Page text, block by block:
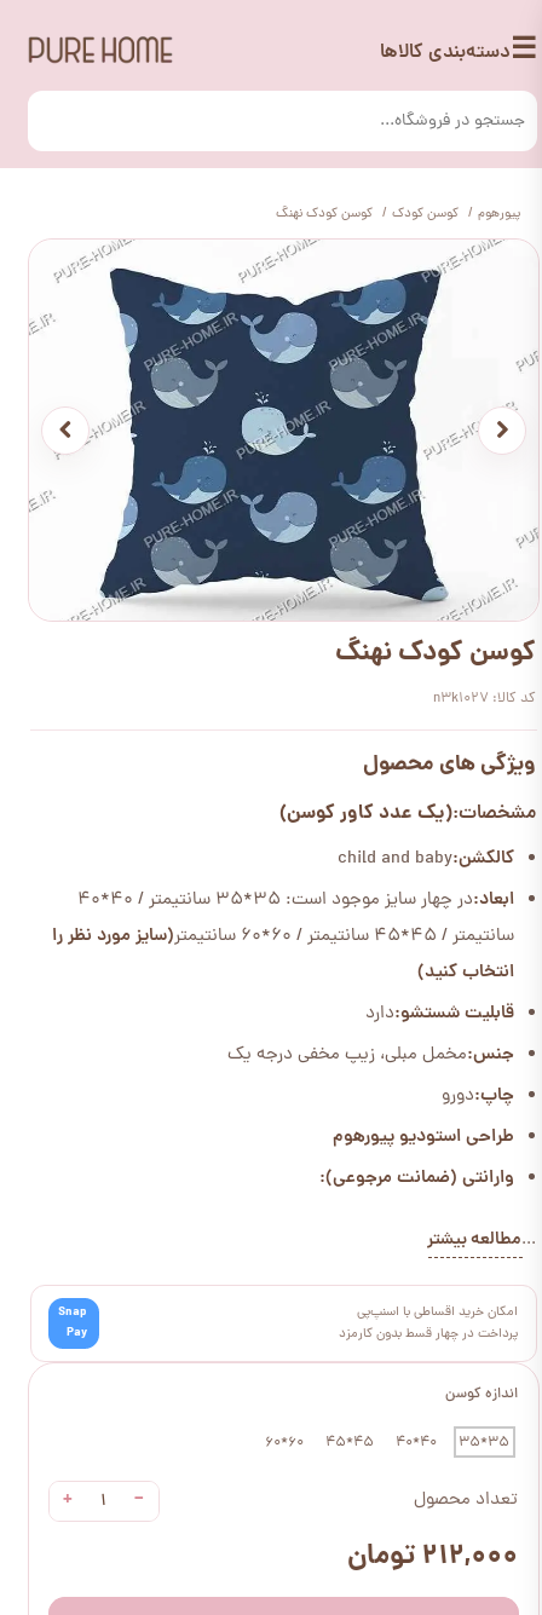
☰دسته‌بندی کالاها
پیورهوم کوسن کودک کوسن کودک نهنگ
اندازه کوسن
35*35
40*40
45*45
60*60
تعداد محصول −
+
۲۱۲,۰۰۰ تومان
کوسن کودک نهنگ
کد کالا: n3k1027
ویژگی های محصول
مشخصات:(یک عدد کاور کوسن)
کالکشن:child and baby
ابعاد:
در چهار سایز موجود است: 35*35 سانتیمتر / 40*40
سانتیمتر / 45*45 سانتیمتر / 60*60 سانتیمتر
(سایز مورد نظر را
انتخاب کنید)
قابلیت شستشو:دارد
جنس:مخمل مبلی، زیپ مخفی درجه یک
چاپ:دورو
طراحی استودیو پیورهوم
وارانتی (ضمانت مرجوعی):
...مطالعه بیشتر
امکان خرید اقساطی با اسنپ‌پی
پرداخت در چهار قسط بدون کارمزد
Snap
Pay